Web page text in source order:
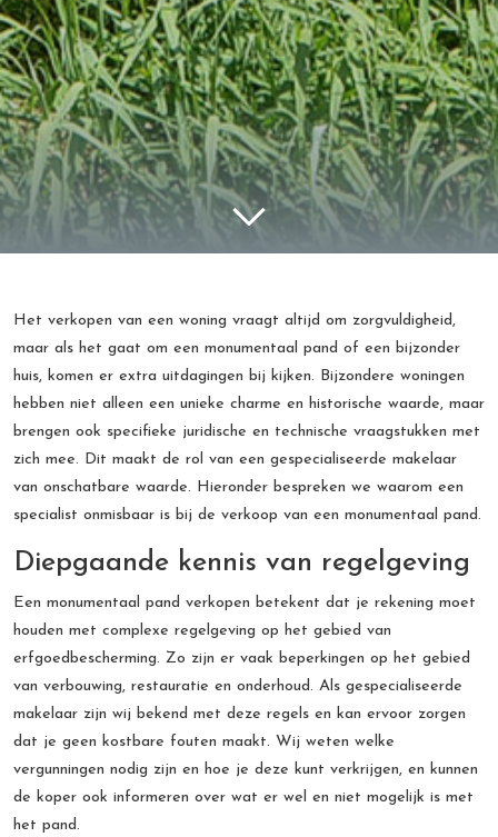
Het verkopen van een woning vraagt altijd om zorgvuldigheid,
maar als het gaat om een monumentaal pand of een bijzonder
huis, komen er extra uitdagingen bij kijken. Bijzondere woningen
hebben niet alleen een unieke charme en historische waarde, maar
brengen ook specifieke juridische en technische vraagstukken met
zich mee. Dit maakt de rol van een gespecialiseerde makelaar
van onschatbare waarde. Hieronder bespreken we waarom een
specialist onmisbaar is bij de verkoop van een monumentaal pand.
Diepgaande kennis van regelgeving
Een monumentaal pand verkopen betekent dat je rekening moet
houden met complexe regelgeving op het gebied van
erfgoedbescherming. Zo zijn er vaak beperkingen op het gebied
van verbouwing, restauratie en onderhoud. Als gespecialiseerde
makelaar zijn wij bekend met deze regels en kan ervoor zorgen
dat je geen kostbare fouten maakt. Wij weten welke
vergunningen nodig zijn en hoe je deze kunt verkrijgen, en kunnen
de koper ook informeren over wat er wel en niet mogelijk is met
het pand.